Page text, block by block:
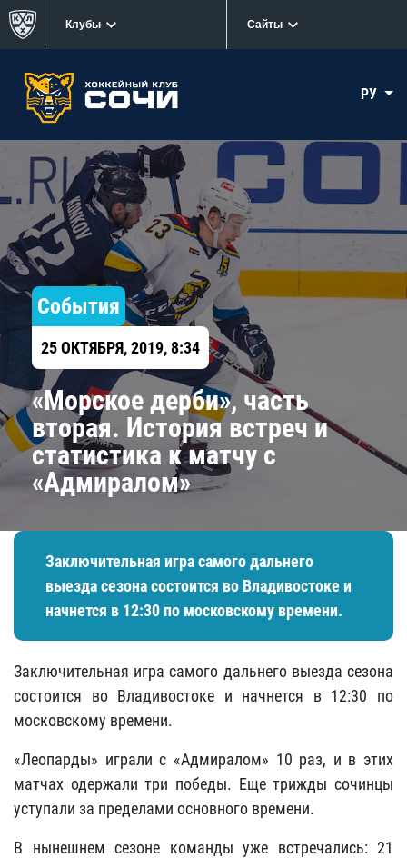
Клубы Сайты
РУ
События
25 ОКТЯБРЯ, 2019, 8:34
«Морское дерби», часть
вторая. История встреч и
статистика к матчу с
«Адмиралом»
Заключительная игра самого дальнего
выезда сезона состоится во Владивостоке и
начнется в 12:30 по московскому времени.
Заключительная игра самого дальнего выезда сезона
состоится во Владивостоке и начнется в 12:30 по
московскому времени.
«Леопарды» играли с «Адмиралом» 10 раз, и в этих
матчах одержали три победы. Еще трижды сочинцы
уступали за пределами основного времени.
В нынешнем сезоне команды уже встречались: 21